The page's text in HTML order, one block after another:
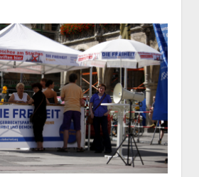
Twitter & Facebook
Bibliothek
& PGP-Key